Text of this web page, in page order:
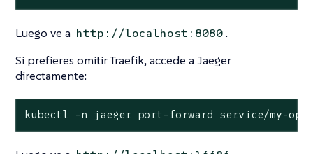
Luego ve a http://localhost:8080.
Si prefieres omitir Traefik, accede a Jaeger
directamente:
kubectl -n jaeger port-forward service/my-